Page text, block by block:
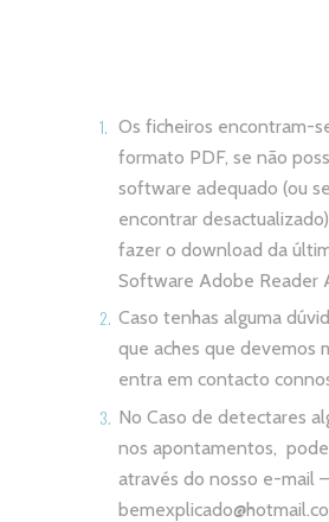
Os ficheiros encontram-
formato PDF, se não
software adequado (ou
encontrar
fazer o download da
Software Adobe Reader
Caso tenhas alguma
que aches que devemos
entra em contacto
No Caso de detectares
nos apontamentos,
através do nosso e-mail –